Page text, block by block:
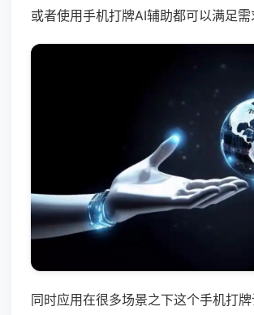
或者使用手机打牌AI辅助都可以满足需
同时应用在很多场景之下这个手机打